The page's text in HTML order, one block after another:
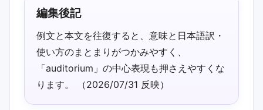
イントを追加しました。
編集後記
例文と本文を往復すると、意味と日本語訳・
使い方のまとまりがつかみやすく、
「auditorium」の中心表現も押さえやすくな
ります。 （2026/07/31 反映）